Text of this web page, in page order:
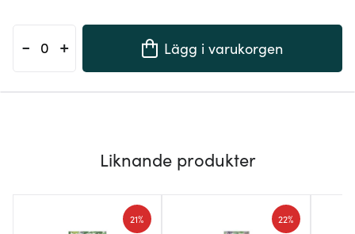
- + Lägg i varukorgen
Liknande produkter
21% 22%